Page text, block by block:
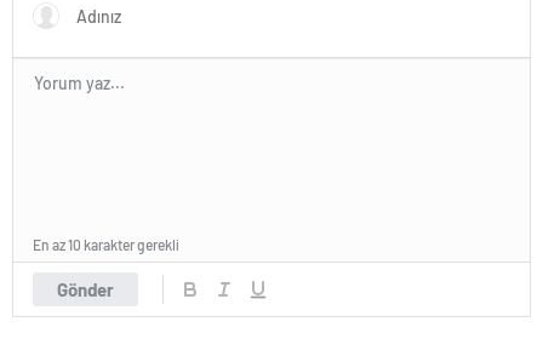
Gönder
En az 10 karakter gerekli